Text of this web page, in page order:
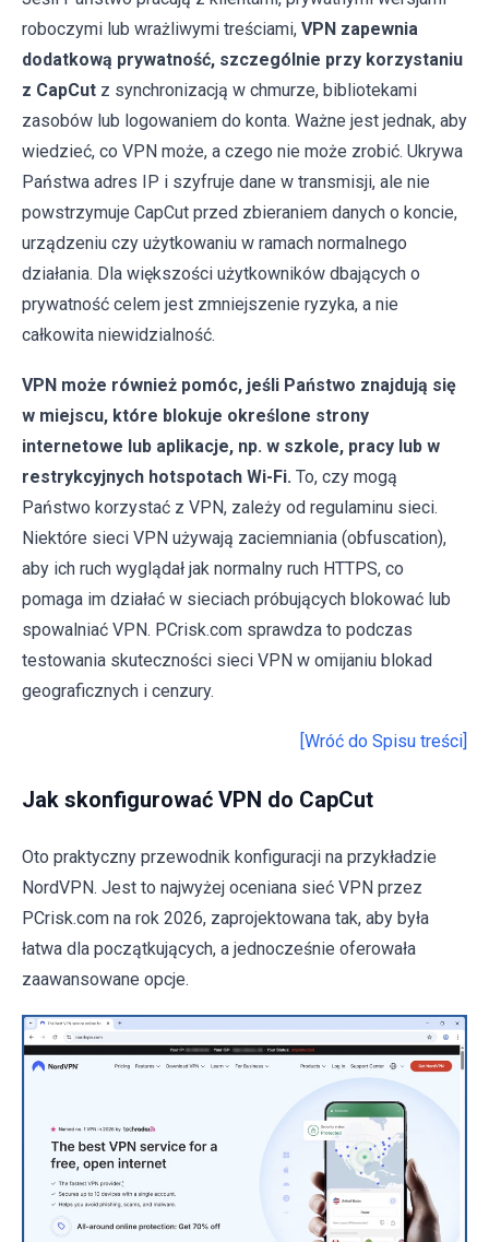
roboczymi lub wrażliwymi treściami, VPN zapewnia
dodatkową prywatność, szczególnie przy korzystaniu
z CapCut z synchronizacją w chmurze, bibliotekami
zasobów lub logowaniem do konta. Ważne jest jednak, aby
wiedzieć, co VPN może, a czego nie może zrobić. Ukrywa
Państwa adres IP i szyfruje dane w transmisji, ale nie
powstrzymuje CapCut przed zbieraniem danych o koncie,
urządzeniu czy użytkowaniu w ramach normalnego
działania. Dla większości użytkowników dbających o
prywatność celem jest zmniejszenie ryzyka, a nie
całkowita niewidzialność.
VPN może również pomóc, jeśli Państwo znajdują się
w miejscu, które blokuje określone strony
internetowe lub aplikacje, np. w szkole, pracy lub w
restrykcyjnych hotspotach Wi-Fi. To, czy mogą
Państwo korzystać z VPN, zależy od regulaminu sieci.
Niektóre sieci VPN używają zaciemniania (obfuscation),
aby ich ruch wyglądał jak normalny ruch HTTPS, co
pomaga im działać w sieciach próbujących blokować lub
spowalniać VPN. PCrisk.com sprawdza to podczas
testowania skuteczności sieci VPN w omijaniu blokad
geograficznych i cenzury.
[Wróć do Spisu treści]
Jak skonfigurować VPN do CapCut
Oto praktyczny przewodnik konfiguracji na przykładzie
NordVPN. Jest to najwyżej oceniana sieć VPN przez
PCrisk.com na rok 2026, zaprojektowana tak, aby była
łatwa dla początkujących, a jednocześnie oferowała
zaawansowane opcje.